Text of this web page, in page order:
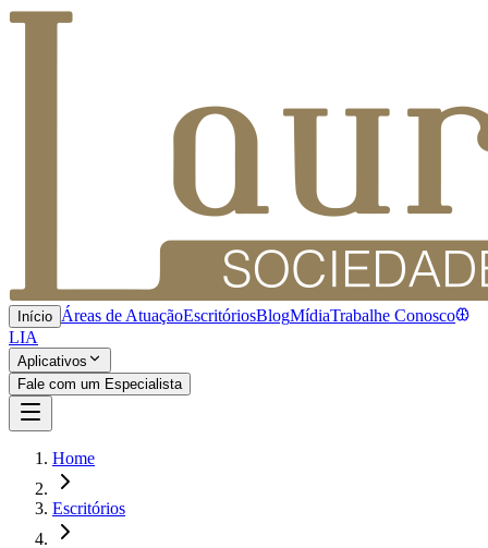
Início Áreas de AtuaçãoEscritóriosBlogMídiaTrabalhe Conosco
LIA
Aplicativos
Fale com um Especialista
Home
Escritórios